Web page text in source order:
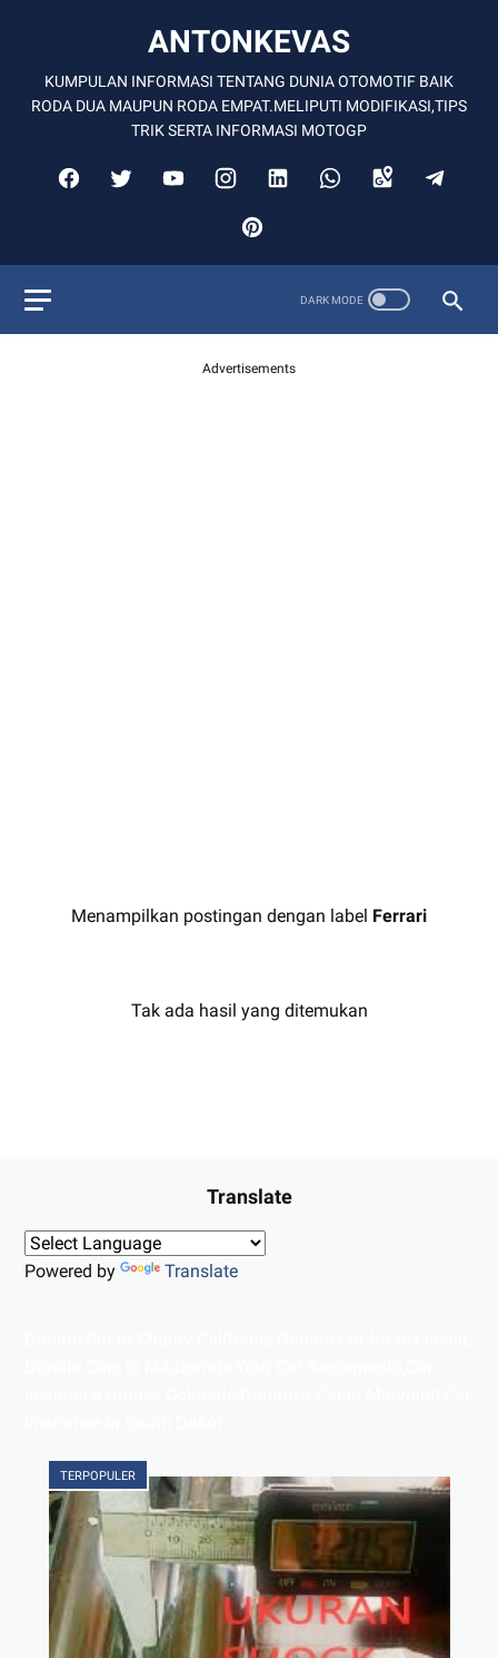
ANTONKEVAS
KUMPULAN INFORMASI TENTANG DUNIA OTOMOTIF BAIK
RODA DUA MAUPUN RODA EMPAT.MELIPUTI MODIFIKASI,TIPS
TRIK SERTA INFORMASI MOTOGP
Advertisements
Menampilkan postingan dengan label Ferrari
Tak ada hasil yang ditemukan
Translate
Powered by Translate
TERPOPULER